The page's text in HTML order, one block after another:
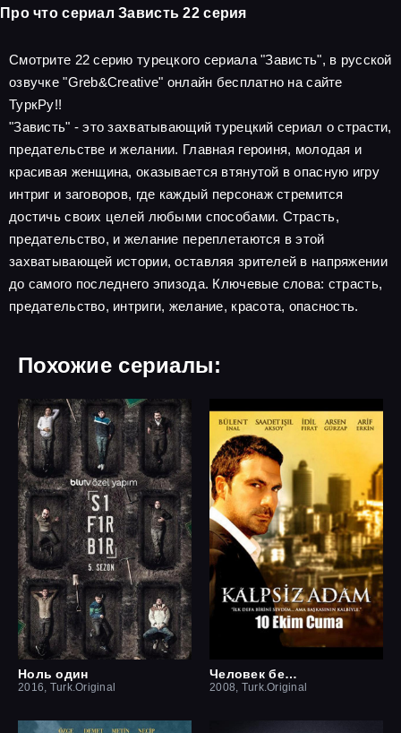
Про что сериал Зависть 22 серия
Смотрите 22 серию турецкого сериала "Зависть", в русской
озвучке "Greb&Creative" онлайн бесплатно на сайте
ТуркРу!!
"Зависть" - это захватывающий турецкий сериал о страсти,
предательстве и желании. Главная героиня, молодая и
красивая женщина, оказывается втянутой в опасную игру
интриг и заговоров, где каждый персонаж стремится
достичь своих целей любыми способами. Страсть,
предательство, и желание переплетаются в этой
захватывающей истории, оставляя зрителей в напряжении
до самого последнего эпизода. Ключевые слова: страсть,
предательство, интриги, желание, красота, опасность.
Похожие сериалы:
Ноль один
2016, Turk.Original
Человек без сердца
2008, Turk.Original